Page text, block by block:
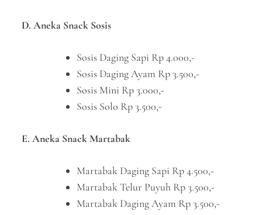
D. Aneka Snack Sosis
Sosis Daging Sapi Rp 4.000,-
Sosis Daging Ayam Rp 3.500,-
Sosis Mini Rp 3.000,-
Sosis Solo Rp 3.500,-
E. Aneka Snack Martabak
Martabak Daging Sapi Rp 4.500,-
Martabak Telur Puyuh Rp 3.500,-
Martabak Daging Ayam Rp 3.500,-